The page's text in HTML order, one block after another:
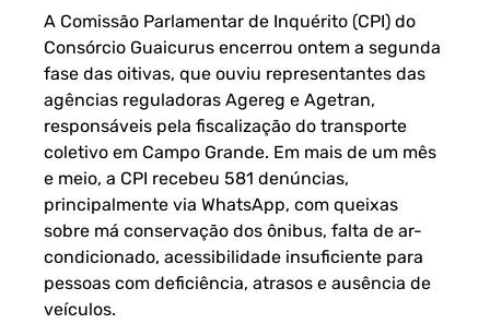
A Comissão Parlamentar de Inquérito (CPI) do
Consórcio Guaicurus encerrou ontem a segunda
fase das oitivas, que ouviu representantes das
agências reguladoras Agereg e Agetran,
responsáveis pela fiscalização do transporte
coletivo em Campo Grande. Em mais de um mês
e meio, a CPI recebeu 581 denúncias,
principalmente via WhatsApp, com queixas
sobre má conservação dos ônibus, falta de ar-
condicionado, acessibilidade insuficiente para
pessoas com deficiência, atrasos e ausência de
veículos.